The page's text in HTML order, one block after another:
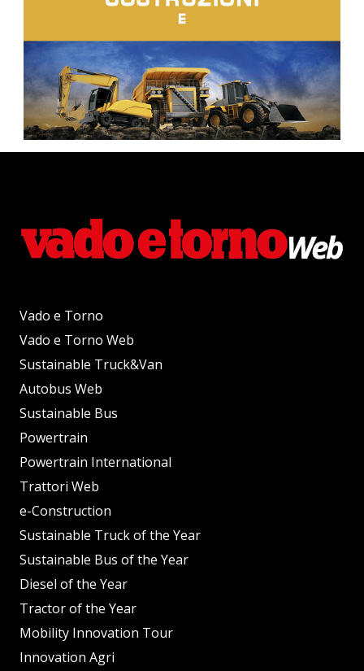
Vado e Torno
Vado e Torno Web
Sustainable Truck&Van
Autobus Web
Sustainable Bus
Powertrain
Powertrain International
Trattori Web
e-Construction
Sustainable Truck of the Year
Sustainable Bus of the Year
Diesel of the Year
Tractor of the Year
Mobility Innovation Tour
Innovation Agri